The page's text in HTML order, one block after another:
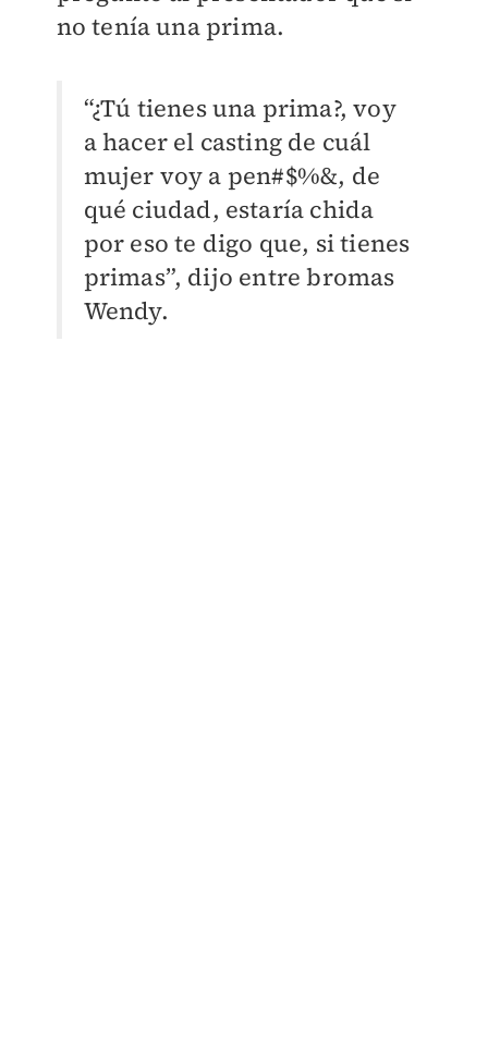
no tenía una prima.
“¿Tú tienes una prima?, voy
a hacer el casting de cuál
mujer voy a pen#$%&, de
qué ciudad, estaría chida
por eso te digo que, si tienes
primas”, dijo entre bromas
Wendy.